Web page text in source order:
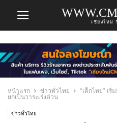
เชียงใหม่
หน้าแรก ข่าวทั่วไทย
“เด็กไทย” เ
ยกเป็นวาระเร่งด่วน
ข่าวทั่วไทย